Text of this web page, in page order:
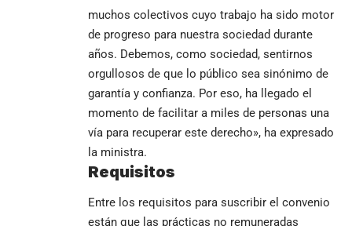
muchos colectivos cuyo trabajo ha sido motor
de progreso para nuestra sociedad durante
años. Debemos, como sociedad, sentirnos
orgullosos de que lo público sea sinónimo de
garantía y confianza. Por eso, ha llegado el
momento de facilitar a miles de personas una
vía para recuperar este derecho», ha expresado
la ministra.
Requisitos
Entre los requisitos para suscribir el convenio
están que las prácticas no remuneradas